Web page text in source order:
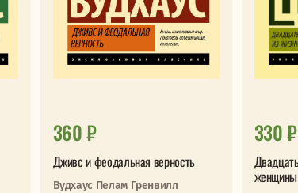
360 ₽
Дживс и феодальная верность
Вудхаус Пелам Гренвилл
330 ₽
женщины